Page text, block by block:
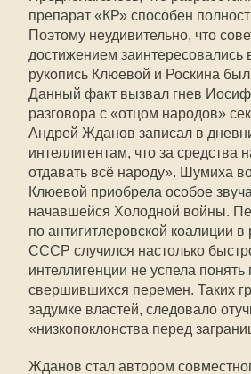
препарат «КР» способен
Поэтому неудивительно, что
достижением
рукопись Клюевой и Роскина
Данный факт вызвал гнев
разговора с «отцом народов»
Андрей Жданов записал в
интеллигентам, что за средства
отдавать всё народу». Шумиха
Клюевой приобрела особое
начавшейся Холодной войны.
по антигитлеровской коалиции в
СССР случился настолько
интеллигенции не успела понять
свершившихся перемен. Таких
задумке властей, следовало
«низкопоклонства перед
Жданов стал автором